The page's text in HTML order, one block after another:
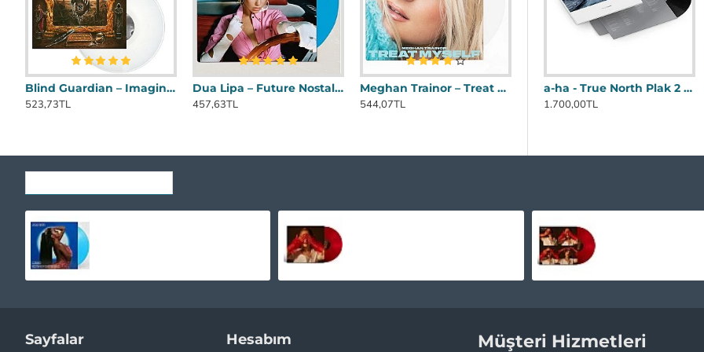
Blind Guardian ‎– Imaginations From The Other Side Plak 2 LP * ÖZEL BASIM *
523,73TL
Dua Lipa ‎– Future Nostalgia Mavi Renkli Plak LP * ÖZEL BASIM *
457,63TL
Meghan Trainor ‎– Treat Myself Beyaz Opak Renkli Plak 2 LP
544,07TL
Ariana Grande Charlie's Angels Film Müziği Şeffaf Mor Renkli Plak LP * ÖZEL BASIM *
1.295,00TL
a-ha - True North Plak 2 LP 45 rpm
1.700,00TL
Sayfalar Hesabım Müşteri Hizmetleri